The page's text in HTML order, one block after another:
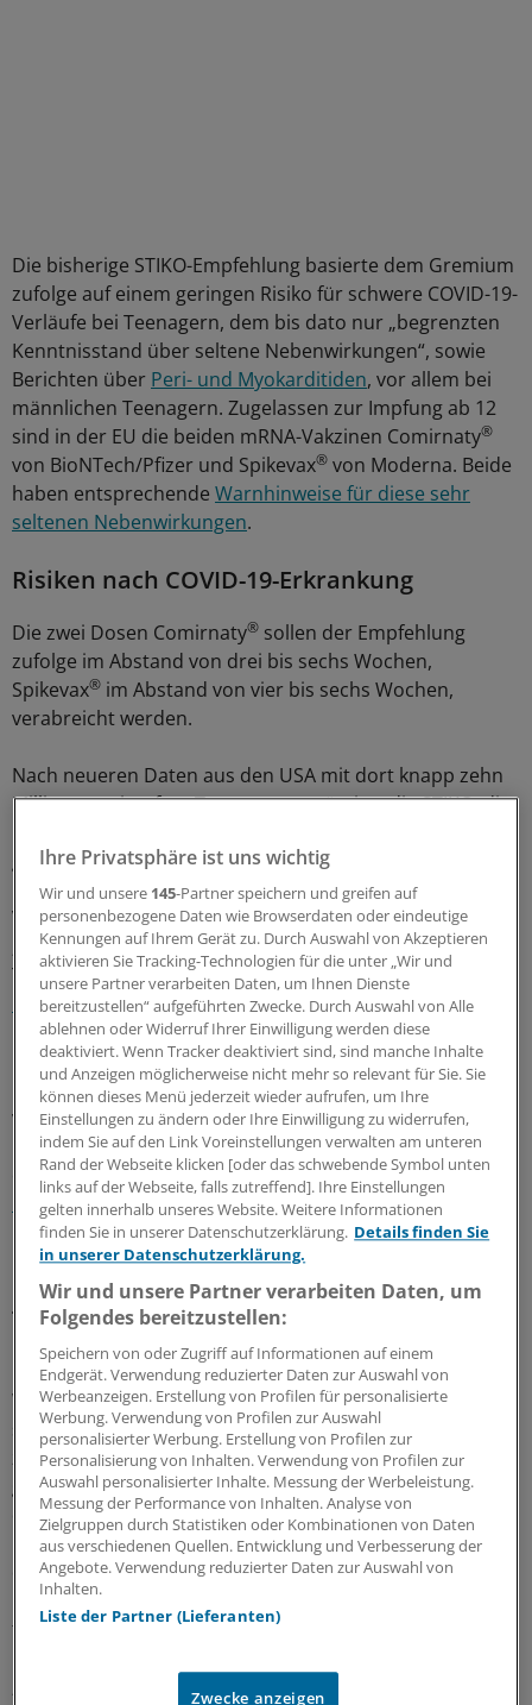
Die bisherige STIKO-Empfehlung basierte dem Gremium
zufolge auf einem geringen Risiko für schwere COVID-19-
Verläufe bei Teenagern, dem bis dato nur „begrenzten
Kenntnisstand über seltene Nebenwirkungen“, sowie
Berichten über Peri- und Myokarditiden, vor allem bei
männlichen Teenagern. Zugelassen zur Impfung ab 12
sind in der EU die beiden mRNA-Vakzinen Comirnaty®
von BioNTech/Pfizer und Spikevax® von Moderna. Beide
haben entsprechende Warnhinweise für diese sehr
seltenen Nebenwirkungen.
Risiken nach COVID-19-Erkrankung
Die zwei Dosen Comirnaty® sollen der Empfehlung
zufolge im Abstand von drei bis sechs Wochen,
Spikevax® im Abstand von vier bis sechs Wochen,
verabreicht werden.
Nach neueren Daten aus den USA mit dort knapp zehn
Millionen geimpften Teenagern resümiert die STIKO, die
gewertet werden“. Eine „Mehrzahl“ sei zwar
hospitalisiert worden, hätte jedoch unkomplizierte
Verläufe gehabt. Zudem könne auch eine COVID-19 mit
„Herzbeteiligung“ einhergehen. Auch seien bei
Teenagern nach einer SARS-CoV-2-InfektionFälle eines
Pediatric Inflammatory Multisystem Syndrome (PIMS)
bekannt.
Hinzu tritt laut STIKO die Delta-Variante, von der in der
vierten Pandemiewelle Modellierungen zufolge „für
Kinder und Jugendliche ein deutlich höheres Risiko für
eine SARS-CoV-2-Infektion“ ausgehe. „Das Auftreten von
Long-COVIDbei Kindern und Jugendlichen ist bisher
nicht quantifizierbar“, so die Kommission.
Impfung nicht als Voraussetzung für
Teilhabe
Laut STIKO überwiegen „nach gegenwärtigem
Wissenstand die Vorteile der Impfung“ das „Risiko von
sehr seltenen Impfnebenwirkungen“. „Diese Empfehlung
zielt in erster Linie auf den direkten Schutz der
geimpften Kinder und Jugendlichen vor COVID-19 und
den damit assoziierten psychosozialen
Folgeerscheinungen ab“, schreibt die Kommission. Auch
diePädiater hatten am Wochenende gefordert, die
psychosozialen Folgen
für eine Impfempfehlung einzubeziehen.
„Ein zusätzliches Ziel ist es, dadurch auch indirekte
Ihre Privatsphäre ist uns wichtig
Wir und unsere 145-Partner speichern und greifen auf
personenbezogene Daten wie Browserdaten oder eindeutige
Kennungen auf Ihrem Gerät zu. Durch Auswahl von Akzeptieren
aktivieren Sie Tracking-Technologien für die unter „Wir und
unsere Partner verarbeiten Daten, um Ihnen Dienste
bereitzustellen“ aufgeführten Zwecke. Durch Auswahl von Alle
ablehnen oder Widerruf Ihrer Einwilligung werden diese
deaktiviert. Wenn Tracker deaktiviert sind, sind manche Inhalte
und Anzeigen möglicherweise nicht mehr so relevant für Sie. Sie
können dieses Menü jederzeit wieder aufrufen, um Ihre
Einstellungen zu ändern oder Ihre Einwilligung zu widerrufen,
indem Sie auf den Link Voreinstellungen verwalten am unteren
Rand der Webseite klicken [oder das schwebende Symbol unten
links auf der Webseite, falls zutreffend]. Ihre Einstellungen
gelten innerhalb unseres Website. Weitere Informationen
finden Sie in unserer Datenschutzerklärung. Details finden Sie
in unserer Datenschutzerklärung.
Wir und unsere Partner verarbeiten Daten, um
Folgendes bereitzustellen:
Speichern von oder Zugriff auf Informationen auf einem
Endgerät. Verwendung reduzierter Daten zur Auswahl von
Werbeanzeigen. Erstellung von Profilen für personalisierte
Werbung. Verwendung von Profilen zur Auswahl
personalisierter Werbung. Erstellung von Profilen zur
Personalisierung von Inhalten. Verwendung von Profilen zur
Auswahl personalisierter Inhalte. Messung der Werbeleistung.
Messung der Performance von Inhalten. Analyse von
Zielgruppen durch Statistiken oder Kombinationen von Daten
aus verschiedenen Quellen. Entwicklung und Verbesserung der
Angebote. Verwendung reduzierter Daten zur Auswahl von
Inhalten.
Liste der Partner (Lieferanten)
Zwecke anzeigen